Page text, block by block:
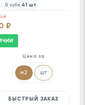
В кубе:41 шт
₽
₽
Цена за
м2 шт
БЫСТРЫЙ ЗАКАЗ